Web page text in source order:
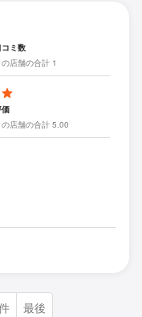
コミ数
の店舗の合計 1
の店舗の合計 5.00
最後